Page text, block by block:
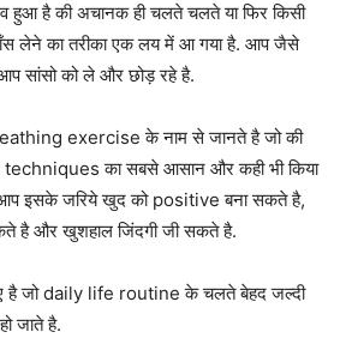
हुआ है की अचानक ही चलते चलते या फिर किसी
लेने का तरीका एक लय में आ गया है. आप जैसे
सांसो को ले और छोड़ रहे है.
exercise के नाम से जानते है जो की
का सबसे आसान और कही भी किया
इसके जरिये खुद को positive बना सकते है,
है और खुशहाल जिंदगी जी सकते है.
है जो daily life routine के चलते बेहद जल्दी
जाते है.